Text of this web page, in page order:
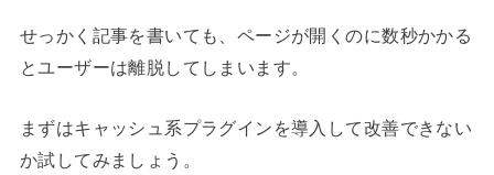
せっかく記事を書いても、ページが開くのに数秒かかる
とユーザーは離脱してしまいます。
まずはキャッシュ系プラグインを導入して改善できない
か試してみましょう。